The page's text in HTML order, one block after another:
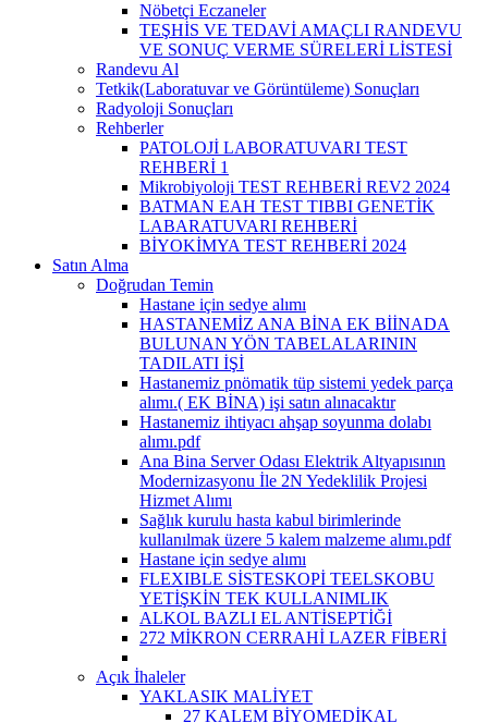
Nöbetçi Eczaneler
TEŞHİS VE TEDAVİ AMAÇLI RANDEVU
VE SONUÇ VERME SÜRELERİ LİSTESİ
Randevu Al
Tetkik(Laboratuvar ve Görüntüleme) Sonuçları
Radyoloji Sonuçları
Rehberler
PATOLOJİ LABORATUVARI TEST
REHBERİ 1
Mikrobiyoloji TEST REHBERİ REV2 2024
BATMAN EAH TEST TIBBI GENETİK
LABARATUVARI REHBERİ
BİYOKİMYA TEST REHBERİ 2024
Satın Alma
Doğrudan Temin
Hastane için sedye alımı
HASTANEMİZ ANA BİNA EK BİİNADA
BULUNAN YÖN TABELALARININ
TADILATI İŞİ
Hastanemiz pnömatik tüp sistemi yedek parça
alımı.( EK BİNA) işi satın alınacaktır
Hastanemiz ihtiyacı ahşap soyunma dolabı
alımı.pdf
Ana Bina Server Odası Elektrik Altyapısının
Modernizasyonu İle 2N Yedeklilik Projesi
Hizmet Alımı
Sağlık kurulu hasta kabul birimlerinde
kullanılmak üzere 5 kalem malzeme alımı.pdf
Hastane için sedye alımı
FLEXIBLE SİSTESKOPİ TEELSKOBU
YETİŞKİN TEK KULLANIMLIK
ALKOL BAZLI EL ANTİSEPTİĞİ
272 MİKRON CERRAHİ LAZER FİBERİ
Açık İhaleler
YAKLASIK MALİYET
27 KALEM BİYOMEDİKAL